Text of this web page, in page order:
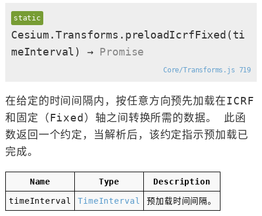
static
Cesium.Transforms.preloadIcrfFixed (ti
meInterval)
→ Promise
Core/Transforms.js 719
在给定的时间间隔内，按任意方向预先加载在ICRF
和固定（Fixed）轴之间转换所需的数据。 此函
数返回一个约定，当解析后，该约定指示预加载已
完成。
Name Type Description
timeInterval TimeInterval 预加载时间间隔。